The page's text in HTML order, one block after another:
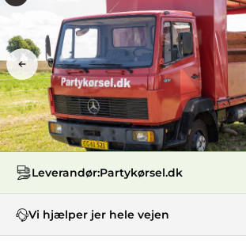
PREV
Leverandør:Partykørsel.dk
Vi hjælper jer hele vejen